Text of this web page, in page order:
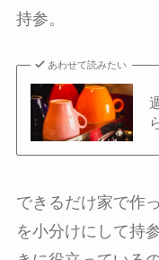
持参。
あわせて読みたい
できるだけ家で作
を小分けにして持